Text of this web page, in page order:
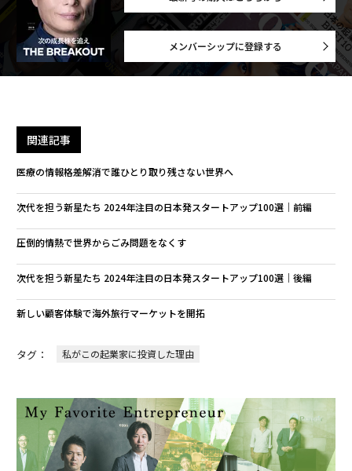
文＝眞鍋 武 写真＝平岩 享
最新号の購入はこちらから